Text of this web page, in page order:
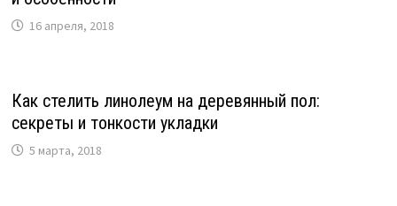
16 апреля, 2018
Как стелить линолеум на деревянный пол:
секреты и тонкости укладки
5 марта, 2018